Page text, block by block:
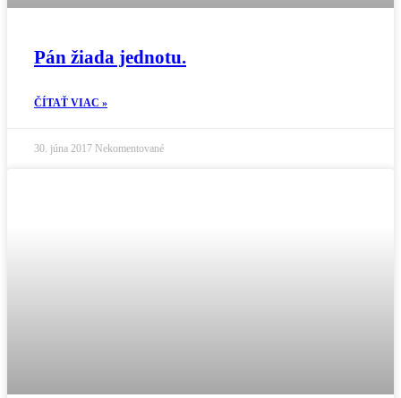
Pán žiada jednotu.
ČÍTAŤ VIAC »
30. júna 2017 Nekomentované